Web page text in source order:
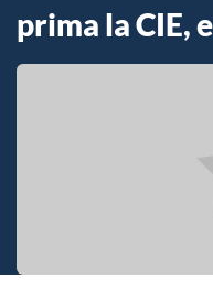
prima la CIE,